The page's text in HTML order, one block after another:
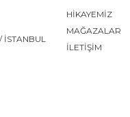
İSTANBUL
HİKAYEMİZ
MAĞAZALAR
İLETİŞİM